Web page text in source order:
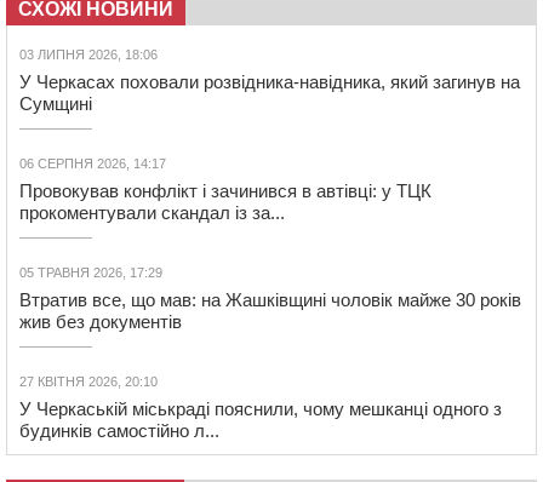
СХОЖІ НОВИНИ
03 ЛИПНЯ 2026, 18:06
У Черкасах поховали розвідника-навідника, який загинув на
Сумщині
06 СЕРПНЯ 2026, 14:17
Провокував конфлікт і зачинився в автівці: у ТЦК
прокоментували скандал із за...
05 ТРАВНЯ 2026, 17:29
Втратив все, що мав: на Жашківщині чоловік майже 30 років
жив без документів
27 КВІТНЯ 2026, 20:10
У Черкаській міськраді пояснили, чому мешканці одного з
будинків самостійно л...